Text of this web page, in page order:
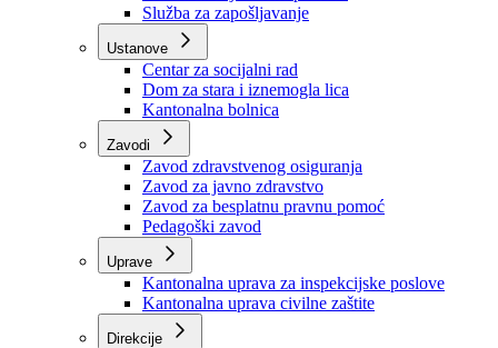
Službe
Služba za odnose s javnošću
Služba za zajedničke poslove
Služba za zapošljavanje
Ustanove
Centar za socijalni rad
Dom za stara i iznemogla lica
Kantonalna bolnica
Zavodi
Zavod zdravstvenog osiguranja
Zavod za javno zdravstvo
Zavod za besplatnu pravnu pomoć
Pedagoški zavod
Kantonalna uprava za inspekcijske poslove